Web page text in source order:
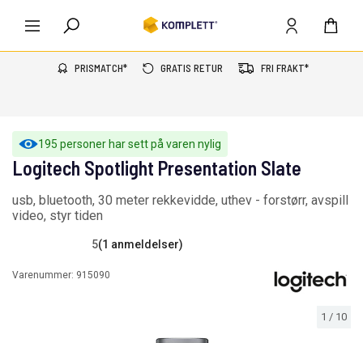
PRISMATCH* GRATIS RETUR FRI FRAKT*
195 personer har sett på varen nylig
1 / 10
Logitech Spotlight Presentation Slate
usb, bluetooth, 30 meter rekkevidde, uthev - forstørr, avspill
video, styr tiden
5(1 anmeldelser)
Varenummer: 915090